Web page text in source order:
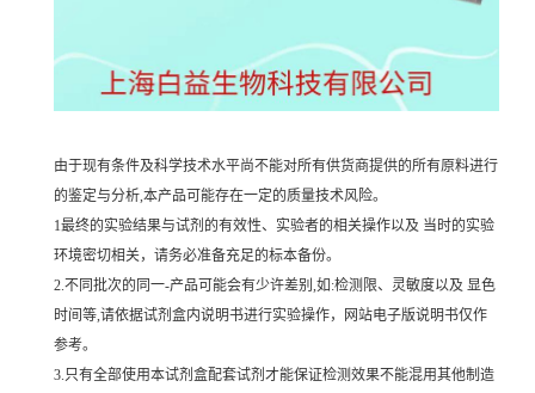
由于现有条件及科学技术水平尚不能对所有供货商提供的所有原料进行
的鉴定与分析,本产品可能存在一定的质量技术风险。
1最终的实验结果与试剂的有效性、实验者的相关操作以及 当时的实验
环境密切相关，请务必准备充足的标本备份。
2.不同批次的同一-产品可能会有少许差别,如:检测限、灵敏度以及 显色
时间等,请依据试剂盒内说明书进行实验操作，网站电子版说明书仅作
参考。
3.只有全部使用本试剂盒配套试剂才能保证检测效果不能混用其他制造